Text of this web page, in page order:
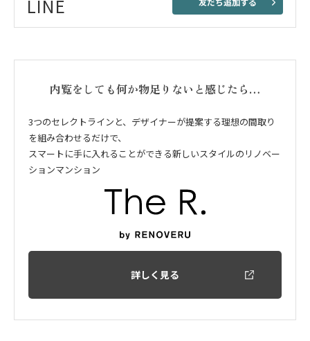
LINE
内覧をしても何か物足りないと感じたら…
3つのセレクトラインと、デザイナーが提案する理想の間取り
を組み合わせるだけで、
スマートに手に入れることができる新しいスタイルのリノベー
ションマンション
詳しく見る